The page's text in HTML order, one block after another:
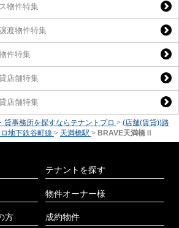
物件特集
渡物件特集
件特集
店舗特集
店舗特集
貸事務所を探すならテナントプロ > (店舗(賃貸))路
地下鉄谷町線 > 天満橋駅 > BRAVE天満橋Ⅱ
方
テナントを探す
物件オーナー様
成約物件